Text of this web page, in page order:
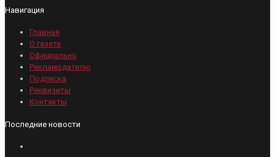
Навигация
Главная
О газете
Официально
Рекламодателю
Подписка
Реквизиты
Контакты
Последние новости